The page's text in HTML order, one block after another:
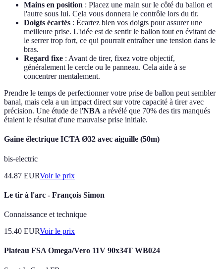
Mains en position : Placez une main sur le côté du ballon et
l'autre sous lui. Cela vous donnera le contrôle lors du tir.
Doigts écartés : Écartez bien vos doigts pour assurer une
meilleure prise. L'idée est de sentir le ballon tout en évitant de
le serrer trop fort, ce qui pourrait entraîner une tension dans le
bras.
Regard fixe : Avant de tirer, fixez votre objectif,
généralement le cercle ou le panneau. Cela aide à se
concentrer mentalement.
Prendre le temps de perfectionner votre prise de ballon peut sembler
banal, mais cela a un impact direct sur votre capacité à tirer avec
précision. Une étude de l'NBA a révélé que 70% des tirs manqués
étaient le résultat d'une mauvaise prise initiale.
Gaine électrique ICTA Ø32 avec aiguille (50m)
bis-electric
44.87 EURVoir le prix
Le tir à l'arc - François Simon
Connaissance et technique
15.40 EURVoir le prix
Plateau FSA Omega/Vero 11V 90x34T WB024